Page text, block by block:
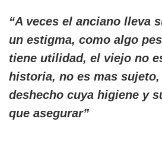
“A veces el anciano lleva
un estigma, como algo
tiene utilidad, el viejo no
historia, no es mas
deshecho cuya higiene y
que asegurar”